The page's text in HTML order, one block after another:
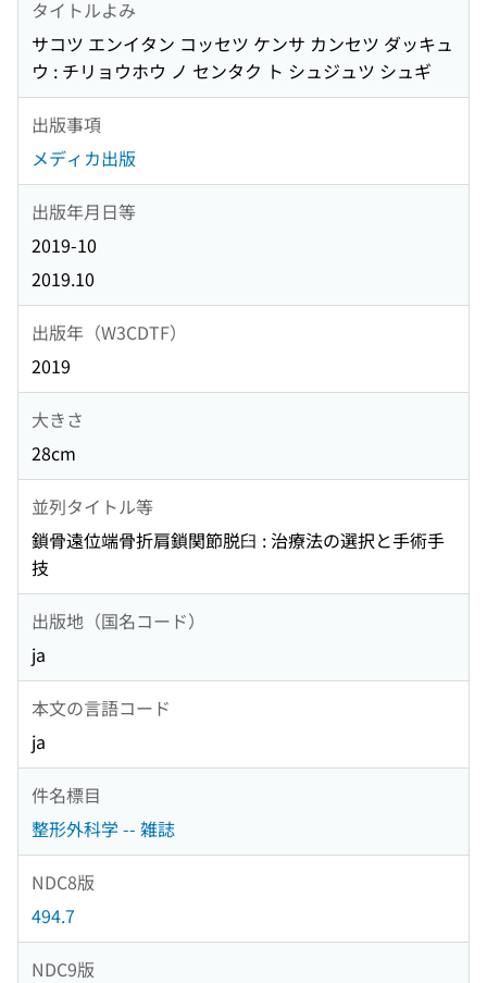
タイトルよみ
サコツ エンイタン コッセツ ケンサ カンセツ ダッキュ
ウ : チリョウホウ ノ センタク ト シュジュツ シュギ
出版事項
メディカ出版
出版年月日等
2019-10
2019.10
出版年（W3CDTF）
2019
大きさ
28cm
並列タイトル等
鎖骨遠位端骨折肩鎖関節脱臼 : 治療法の選択と手術手
技
出版地（国名コード）
ja
本文の言語コード
ja
件名標目
整形外科学 -- 雑誌
NDC8版
494.7
NDC9版